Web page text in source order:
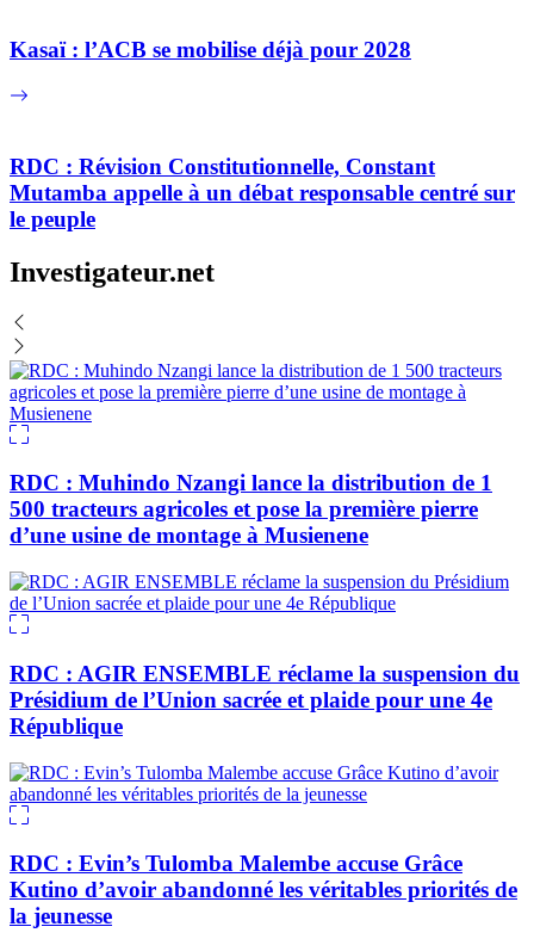
Kasaï : l’ACB se mobilise déjà pour 2028
RDC : Révision Constitutionnelle, Constant
Mutamba appelle à un débat responsable centré sur
le peuple
Investigateur.net
RDC : Muhindo Nzangi lance la distribution de 1
500 tracteurs agricoles et pose la première pierre
d’une usine de montage à Musienene
RDC : AGIR ENSEMBLE réclame la suspension du
Présidium de l’Union sacrée et plaide pour une 4e
République
RDC : Evin’s Tulomba Malembe accuse Grâce
Kutino d’avoir abandonné les véritables priorités de
la jeunesse